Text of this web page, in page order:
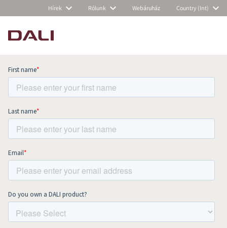
Hírek Rólunk Webáruház Country (Int)
Subscribe to our newsletter and stay
up to date with all news and events.